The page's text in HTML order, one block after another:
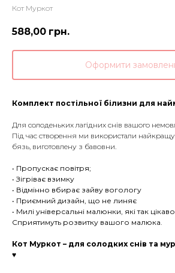
Кот Муркот
588,00 грн.
Оформити
Комплект постільної білизни для
Для солоденьких лагідних снів вашого
Під час створення ми використали
бязь, виготовлену з бавовни.
• Пропускає повітря;
• Зігріває взимку
• Відмінно вбирає зайву вогологу
• Приємний дизайн, що не линяє
• Милі універсальні малюнки, які так
Сприятимуть розвитку вашого малюка.
Кот Муркот – для солодких снів та
♥